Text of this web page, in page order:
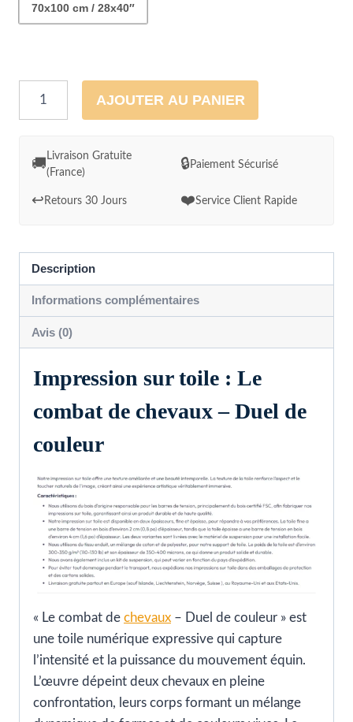
70x100 cm / 28x40″
quantité
combat
de
Duel
de
couleur
AJOUTER AU PANIER
🚚
Livraison Gratuite
(France)
🔒Paiement Sécurisé
↩️ Retours 30 Jours ❤️Service Client Rapide
Description
Informations complémentaires
Avis (0)
Impression sur toile : Le
combat de chevaux – Duel de
couleur
« Le combat de chevaux – Duel de couleur » est
une toile numérique expressive qui capture
l’intensité et la puissance du mouvement équin.
L’œuvre dépeint deux chevaux en pleine
confrontation, leurs corps formant un mélange